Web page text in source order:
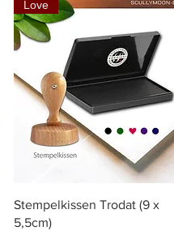
Love
Stempelkissen Trodat (9 x
5,5cm)